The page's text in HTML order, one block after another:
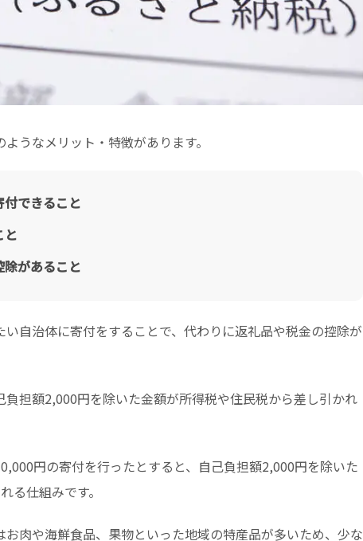
ようなメリット・特徴があります。
できること
と
があること
自治体に寄付をすることで、代わりに返礼品や税金の控除が
担額2,000円を除いた金額が所得税や住民税から差し引かれ
円の寄付を行ったとすると、自己負担額2,000円を除いた
る仕組みです。
肉や海鮮食品、果物といった地域の特産品が多いため、少な